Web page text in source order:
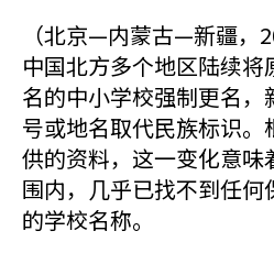
（北京—内蒙古—新疆，
中国北方多个地区陆续
名的中小学校强制更名
号或地名取代民族标识
供的资料，这一变化意味
围内，几乎已找不到任
的学校名称。